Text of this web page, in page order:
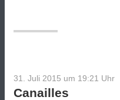
31. Juli 2015 um 19:21 Uhr
Canailles